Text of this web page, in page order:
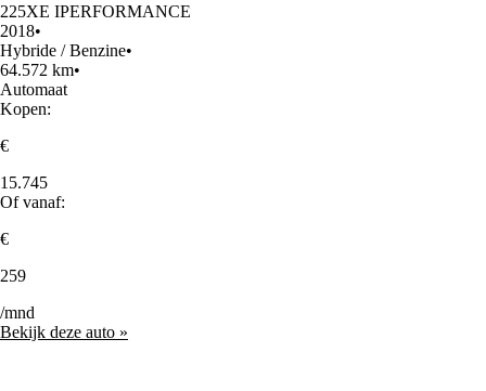
225XE IPERFORMANCE
2018•
Hybride / Benzine•
64.572 km•
Automaat
Kopen:
€
15.745
Of vanaf:
€
259
/mnd
Bekijk deze auto »